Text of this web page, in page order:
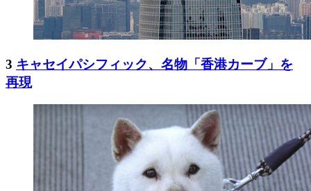
3 キャセイパシフィック、名物「香港カーブ」を
再現